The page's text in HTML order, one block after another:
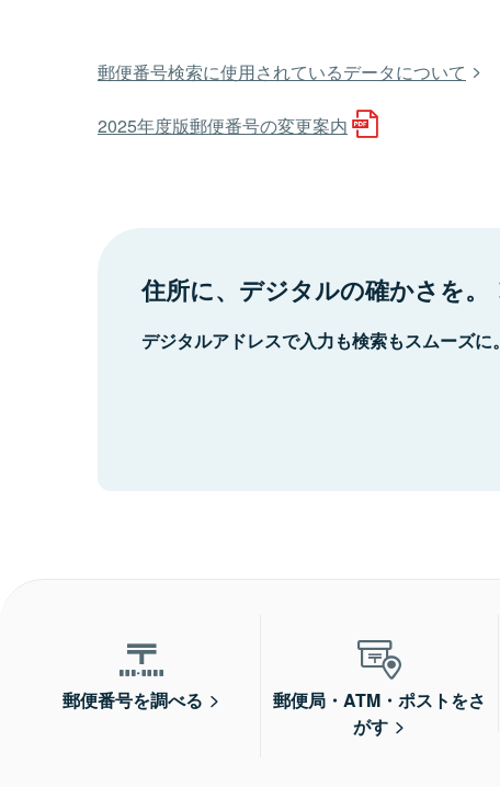
郵便番号検索に使用されているデータについて
2025年度版郵便番号の変更案内
住所に、デジタルの確かさを。
デジタルアドレスで入力も検索もスムーズに。
郵便番号を調べる
郵便局・ATM・ポストをさ
がす